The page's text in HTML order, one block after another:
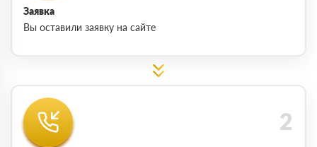
Заявка
Вы оставили заявку на сайте